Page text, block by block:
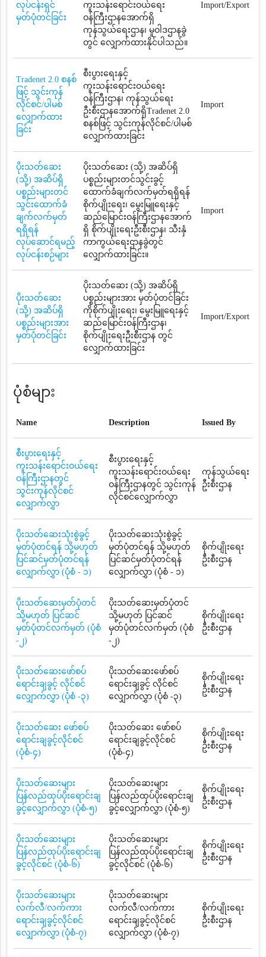
လုပ်ငန်းရှင်
မှတ်ပုံတင်ခြင်း
ကူးသန်းရောင်းဝယ်ရေး
ဝန်ကြီးဌာနအောက်ရှိ
ကုန်သွယ်ရေးဌာန၊ မူဝါဒဌာနခွဲ
တွင် လျှောက်ထားနိုင်ပါသည်။
Import/Export
Tradenet 2.0 စနစ်
ဖြင့် သွင်းကုန်
လိုင်စင်/ပါမစ်
လျှောက်ထား
ခြင်း
စီးပွားရေးနှင့်
ကူးသန်းရောင်းဝယ်ရေး
ဝန်ကြီးဌာန၊ ကုန်သွယ်ရေး
ဦးစီးဌာနအောက်ရှိTradenet 2.0
စနစ်ဖြင့် သွင်းကုန်လိုင်စင်/ပါမစ်
လျှောက်ထားခြင်း
Import
ပိုးသတ်ဆေး
(သို့) အဆိပ်ရှိ
ပစ္စည်းများတင်
သွင်းထောက်ခံ
ချက်လက်မှတ်
ရရှိရန်
လုပ်ဆောင်ရမည့်
လုပ်ငန်းစဉ်များ
ပိုးသတ်ဆေး (သို့) အဆိပ်ရှိ
ပစ္စည်းများတင်သွင်းခွင့်
ထောက်ခံချက်လက်မှတ်ရရှိရန်
စိုက်ပျိုးရေး၊ မွေးမြူရေးနှင့်
ဆည်မြောင်းဝန်ကြီးဌာနအောက်
ရှိ စိုက်ပျိုးရေးဦးစီးဌာန၊ သီးနှံ
ကာကွယ်ရေးဌာနခွဲတွင်
လျှောက်ထားခြင်း။
Import
ပိုးသတ်ဆေး
(သို့) အဆိပ်ရှိ
ပစ္စည်းများအား
မှတ်ပုံတင်ခြင်း
ပိုးသတ်ဆေး (သို့) အဆိပ်ရှိ
ပစ္စည်းများအား မှတ်ပုံတင်ခြင်း
ကိုစိုက်ပျိုးရေး၊ မွေးမြူရေးနှင့်
ဆည်မြောင်းဝန်ကြီးဌာန၊
စိုက်ပျိုးရေးဦးစီးဌာန တွင်
လျှောက်ထားခြင်း
Import/Export
ပုံစံများ
Name Description Issued By
စီးပွားရေးနှင့်
ကူးသန်းရောင်းဝယ်ရေး
ဝန်ကြီးဌာနတွင်
သွင်းကုန်လိုင်စင်
လျှောက်လွှာ
စီးပွားရေးနှင့်
ကူးသန်းရောင်းဝယ်ရေး
ဝန်ကြီးဌာနတွင် သွင်းကုန်
လိုင်စင်လျှောက်လွှာ
ကုန်သွယ်ရေး
ဦးစီးဌာန
ပိုးသတ်ဆေးသုံးစွဲခွင့်
မှတ်ပုံတင်ရန် သို့မဟုတ်
ပြင်ဆင်မှတ်ပုံတင်ရန်
လျှောက်လွှာ (ပုံစံ - ၁)
ပိုးသတ်ဆေးသုံးစွဲခွင့်
မှတ်ပုံတင်ရန် သို့မဟုတ်
ပြင်ဆင်မှတ်ပုံတင်ရန်
လျှောက်လွှာ (ပုံစံ - ၁)
စိုက်ပျိုးရေး
ဦးစီးဌာန
ပိုးသတ်ဆေးမှတ်ပုံတင်
သို့မဟုတ် ပြင်ဆင်
မှတ်ပုံတင်လက်မှတ် (ပုံစံ
-၂)
ပိုးသတ်ဆေးမှတ်ပုံတင်
သို့မဟုတ် ပြင်ဆင်
မှတ်ပုံတင်လက်မှတ် (ပုံစံ
-၂)
စိုက်ပျိုးရေး
ဦးစီးဌာန
ပိုးသတ်ဆေးဖော်စပ်
ရောင်းချခွင့် လိုင်စင်
လျှောက်လွှာ (ပုံစံ -၃)
ပိုးသတ်ဆေးဖော်စပ်
ရောင်းချခွင့် လိုင်စင်
လျှောက်လွှာ (ပုံစံ -၃)
စိုက်ပျိုးရေး
ဦးစီးဌာန
ပိုးသတ်ဆေး ဖော်စပ်
ရောင်းချခွင့်လိုင်စင်
(ပုံစံ-၄)
ပိုးသတ်ဆေး ဖော်စပ်
ရောင်းချခွင့်လိုင်စင်
(ပုံစံ-၄)
စိုက်ပျိုးရေး
ဦးစီးဌာန
ပိုးသတ်ဆေးများ
ပြန်လည်ထုပ်ပိုးရောင်းချ
ခွင့်လျှောက်လွှာ (ပုံစံ-၅)
ပိုးသတ်ဆေးများ
ပြန်လည်ထုပ်ပိုးရောင်းချ
ခွင့်လျှောက်လွှာ (ပုံစံ-၅)
စိုက်ပျိုးရေး
ဦးစီးဌာန
ပိုးသတ်ဆေးများ
ပြန်လည်ထုပ်ပိုးရောင်းချ
ခွင့်လိုင်စင် (ပုံစံ-၆)
ပိုးသတ်ဆေးများ
ပြန်လည်ထုပ်ပိုးရောင်းချ
ခွင့်လိုင်စင် (ပုံစံ-၆)
စိုက်ပျိုးရေး
ဦးစီးဌာန
ပိုးသတ်ဆေးများ
လက်လီ/လက်ကား
ရောင်းချခွင့်လိုင်စင်
လျှောက်လွှာ (ပုံစံ-၇)
ပိုးသတ်ဆေးများ
လက်လီ/လက်ကား
ရောင်းချခွင့်လိုင်စင်
လျှောက်လွှာ (ပုံစံ-၇)
စိုက်ပျိုးရေး
ဦးစီးဌာန